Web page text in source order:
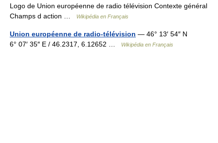
Logo de Union européenne de radio télévision Contexte général
Champs d action …
Wikipédia en Français
Union européenne de radio-télévision — 46° 13′ 54″ N
6° 07′ 35″ E / 46.2317, 6.12652 …
Wikipédia en Français